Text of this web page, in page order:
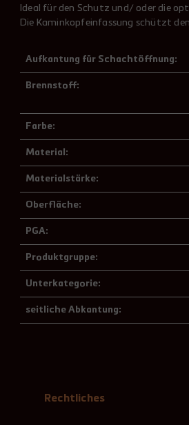
Ideal für den Schutz und/ oder die
Die Kaminkopfeinfassung schützt
Aufkantung für Schachtöffnung:
Brennstoff:
Farbe:
Material:
Materialstärke:
Oberfläche:
PGA:
Produktgruppe:
Unterkategorie:
seitliche Abkantung:
Rechtliches